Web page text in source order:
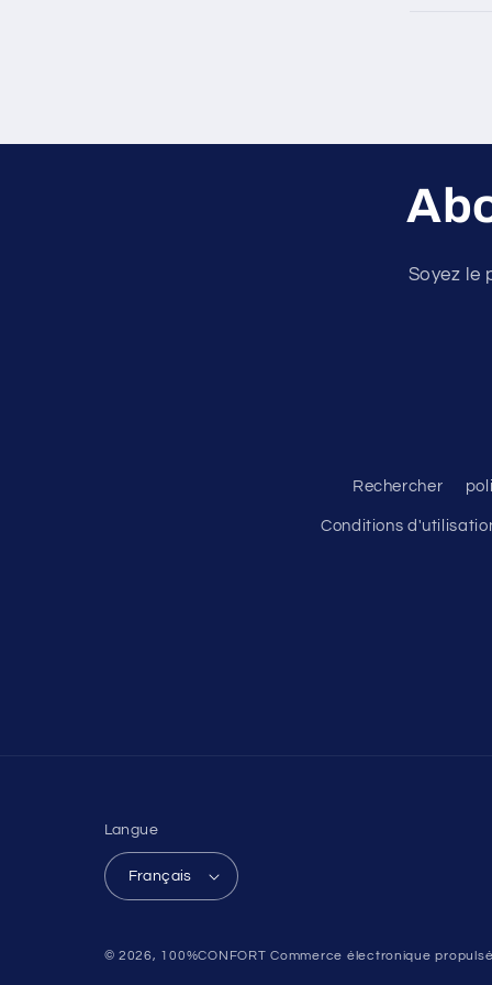
Soyez le
Rechercher
Conditions
Langue
Français
© 2026, 100%CONFORT Commerce électronique